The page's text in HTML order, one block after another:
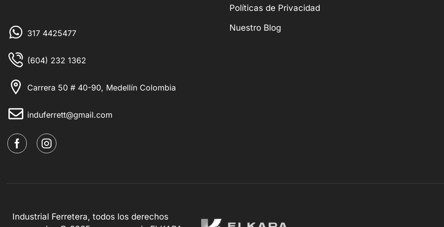
317 4425477
(604) 232 1362
Carrera 50 # 40-90, Medellín Colombia
induferrett@gmail.com
Políticas de Privacidad
Nuestro Blog
Industrial Ferretera, todos los derechos